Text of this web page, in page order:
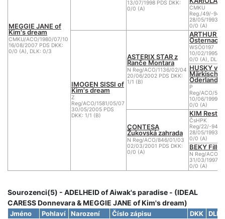
MEGGIE JANE of
Kim's dream
CMKU/ACO/1980/07/10
16/08/2007 PDS DKK:
0/0 (A), DLK: 0/3
13/07/1998 PDS DKK:
0/0 (A)
CMKU
Reg./49/-94/
28/05/1993
0/0 (A)
IMOGEN SISSI of
Kim's dream
Z
Reg/ACO/1581/05/07
30/05/2005 PDS
DKK: 1/1 (B)
ASTERIX STAR z
Ranče Montara
N Reg/ACO/1136/02/04
20/06/2002 PDS DKK:
1/1 (B)
ARTHUR
WSÖ0197
10/02/1995
0/0 (A), DLK:
HUSKY
Oderland
P
Reg/ACO/
10/06/1999
0/0 (A)
CONTESA
Žukovská zahrada
N Reg/ACO/846/01/03
02/03/2001 PDS DKK:
0/0 (A)
KIM
ČsHPK
Reg/22/-94/
28/05/1993
0/0 (A)
BEKY
N Reg/ACO/
31/03/1997
0/0 (A)
Sourozenci(5) - ADELHEID of Aiwak's paradise - (IDEAL
CARESS Donnevara & MEGGIE JANE of Kim's dream)
Jméno Pohlaví Narození Číslo zápisu DKK
DLK